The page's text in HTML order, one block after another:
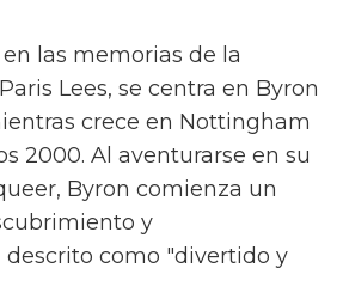
las memorias de la
Lees, se centra en Byron
crece en Nottingham
2000. Al aventurarse en su
Byron comienza un
y
como "divertido y